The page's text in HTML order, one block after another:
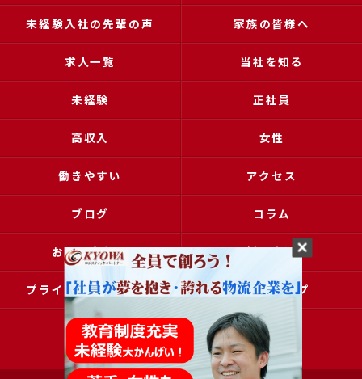
未経験入社の先輩の声 家族の皆様へ
求人一覧 当社を知る
未経験 正社員
高収入 女性
働きやすい アクセス
ブログ コラム
お問い合わせ 採用申込
プライバシーポリシー サイトマップ